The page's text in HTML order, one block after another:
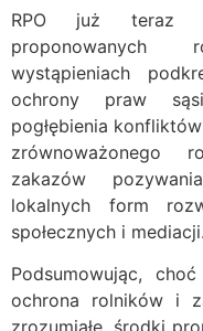
RPO już teraz
proponowanych
wystąpieniach
ochrony praw
pogłębienia
zrównoważonego
zakazów
lokalnych form
społecznych i mediacji.
Podsumowując,
ochrona rolników i